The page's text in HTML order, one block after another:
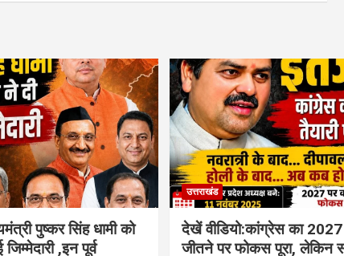
पुष्कर सिंह धामी को
,इन पूर्व
उत्तराखंड
देखें वीडियो:कांग्रेस का
जीतने पर फोकस पूरा, लेकिन